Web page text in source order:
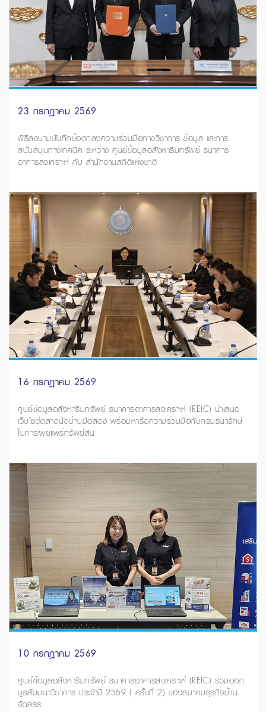
23 กรกฎาคม 2569
พิธีลงนามบันทึกข้อตกลงความร่วมมือทางวิชาการ ข้อมูล และการ
สนับสนุนทางเทคนิค ระหว่าง ศูนย์ข้อมูลอสังหาริมทรัพย์ ธนาคาร
อาคารสงเคราะห์ กับ สำนักงานสถิติแห่งชาติ
16 กรกฎาคม 2569
ศูนย์ข้อมูลอสังหาริมทรัพย์ ธนาคารอาคารสงเคราะห์ (REIC) นำเสนอ
เว็บไซต์ตลาดนัดบ้านมือสอง พร้อมหารือความร่วมมือกับกรมธนารักษ์
ในการเผยแพร่ทรัพย์สิน
10 กรกฎาคม 2569
ศูนย์ข้อมูลอสังหาริมทรัพย์ ธนาคารอาคารสงเคราะห์ (REIC) ร่วมออก
บูธสัมมนาวิชาการ ประจำปี 2569 ( ครั้งที่ 2) ของสมาคมธุรกิจบ้าน
จัดสรร